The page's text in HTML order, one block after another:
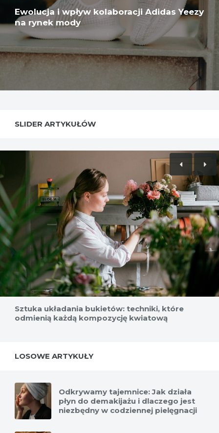
Ewolucja i wpływ kolaboracji Adidas Yeezy
na rynek mody
SLIDER ARTYKUŁÓW
Sztuka układania bukietów: techniki, które
odmienią każdą kompozycję kwiatową
LOSOWE ARTYKUŁY
Odkrywamy tajemnice: Jak działa
płyn do demakijażu i dlaczego jest
niezbędny w codziennej pielęgnacji